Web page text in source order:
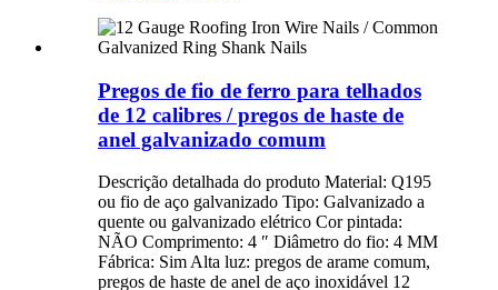
Pregos de fio de ferro para telhados
de 12 calibres / pregos de haste de
anel galvanizado comum
Descrição detalhada do produto Material: Q195
ou fio de aço galvanizado Tipo: Galvanizado a
quente ou galvanizado elétrico Cor pintada:
NÃO Comprimento: 4 ″ Diâmetro do fio: 4 MM
Fábrica: Sim Alta luz: pregos de arame comum,
pregos de haste de anel de aço inoxidável 12